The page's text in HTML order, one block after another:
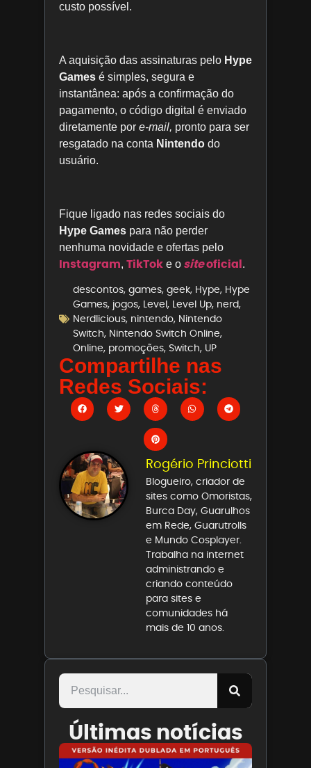
custo possível.
A aquisição das assinaturas pelo Hype
Games é simples, segura e
instantânea: após a confirmação do
pagamento, o código digital é enviado
diretamente por e-mail, pronto para ser
resgatado na conta Nintendo do
usuário.
Fique ligado nas redes sociais do
Hype Games para não perder
nenhuma novidade e ofertas pelo
Instagram, TikTok e o siteoficial.
descontos, games, geek, Hype, Hype
Games, jogos, Level, Level Up, nerd,
Nerdlicious, nintendo, Nintendo
Switch, Nintendo Switch Online,
Online, promoções, Switch, UP
Compartilhe nas
Redes Sociais:
Rogério Princiotti
Blogueiro, criador de
sites como Omoristas,
Burca Day, Guarulhos
em Rede, Guarutrolls
e Mundo Cosplayer.
Trabalha na internet
administrando e
criando conteúdo
para sites e
comunidades há
mais de 10 anos.
Últimas notícias